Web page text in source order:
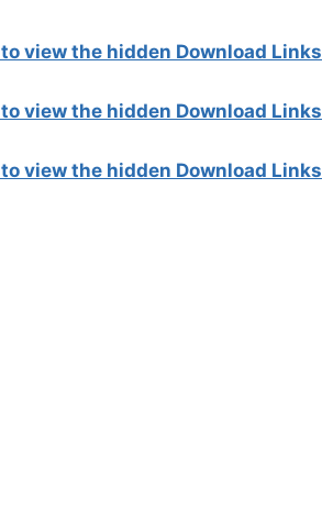
view the hidden Download Links
view the hidden Download Links
view the hidden Download Links